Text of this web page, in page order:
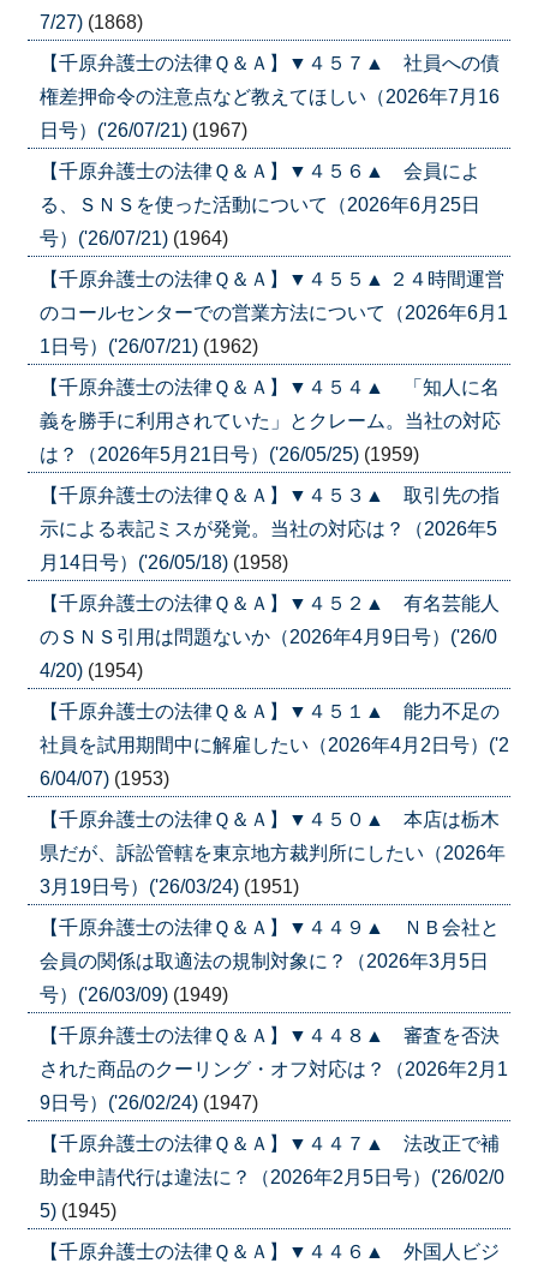
7/27) (1868)
【千原弁護士の法律Ｑ＆Ａ】▼４５７▲ 社員への債
権差押命令の注意点など教えてほしい（2026年7月16
日号）('26/07/21) (1967)
【千原弁護士の法律Ｑ＆Ａ】▼４５６▲ 会員によ
る、ＳＮＳを使った活動について（2026年6月25日
号）('26/07/21) (1964)
【千原弁護士の法律Ｑ＆Ａ】▼４５５▲ ２４時間運営
のコールセンターでの営業方法について（2026年6月1
1日号）('26/07/21) (1962)
【千原弁護士の法律Ｑ＆Ａ】▼４５４▲ 「知人に名
義を勝手に利用されていた」とクレーム。当社の対応
は？（2026年5月21日号）('26/05/25) (1959)
【千原弁護士の法律Ｑ＆Ａ】▼４５３▲ 取引先の指
示による表記ミスが発覚。当社の対応は？（2026年5
月14日号）('26/05/18) (1958)
【千原弁護士の法律Ｑ＆Ａ】▼４５２▲ 有名芸能人
のＳＮＳ引用は問題ないか（2026年4月9日号）('26/0
4/20) (1954)
【千原弁護士の法律Ｑ＆Ａ】▼４５１▲ 能力不足の
社員を試用期間中に解雇したい（2026年4月2日号）('2
6/04/07) (1953)
【千原弁護士の法律Ｑ＆Ａ】▼４５０▲ 本店は栃木
県だが、訴訟管轄を東京地方裁判所にしたい（2026年
3月19日号）('26/03/24) (1951)
【千原弁護士の法律Ｑ＆Ａ】▼４４９▲ ＮＢ会社と
会員の関係は取適法の規制対象に？（2026年3月5日
号）('26/03/09) (1949)
【千原弁護士の法律Ｑ＆Ａ】▼４４８▲ 審査を否決
された商品のクーリング・オフ対応は？（2026年2月1
9日号）('26/02/24) (1947)
【千原弁護士の法律Ｑ＆Ａ】▼４４７▲ 法改正で補
助金申請代行は違法に？（2026年2月5日号）('26/02/0
5) (1945)
【千原弁護士の法律Ｑ＆Ａ】▼４４６▲ 外国人ビジ